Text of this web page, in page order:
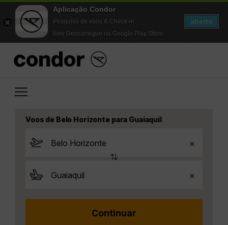
Aplicação Condor
Pesquisa de voos & Check-in
livre Descarregue na Google Play Store
aberto
Voos de Belo Horizonte para Guaiaquil